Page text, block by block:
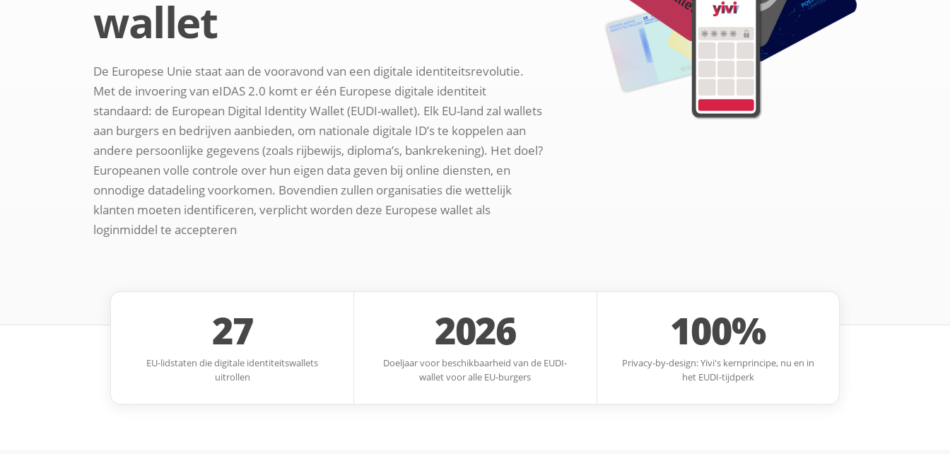
wallet
De Europese Unie staat aan de vooravond van een digitale identiteitsrevolutie.
Met de invoering van eIDAS 2.0 komt er één Europese digitale identiteit
standaard: de European Digital Identity Wallet (EUDI-wallet). Elk EU-land zal wallets
aan burgers en bedrijven aanbieden, om nationale digitale ID’s te koppelen aan
andere persoonlijke gegevens (zoals rijbewijs, diploma’s, bankrekening). Het doel?
Europeanen volle controle over hun eigen data geven bij online diensten, en
onnodige datadeling voorkomen. Bovendien zullen organisaties die wettelijk
klanten moeten identificeren, verplicht worden deze Europese wallet als
loginmiddel te accepteren
27
EU-lidstaten die digitale identiteitswallets
uitrollen
2026
Doeljaar voor beschikbaarheid van de EUDI-
wallet voor alle EU-burgers
100%
Privacy-by-design: Yivi's kernprincipe, nu en in
het EUDI-tijdperk